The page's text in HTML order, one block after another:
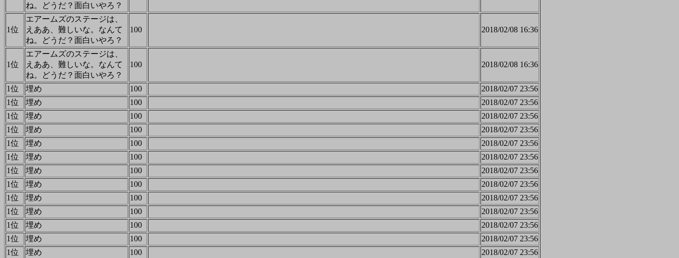
ね。どうだ？面白いやろ？
1位
エアームズのステージは、
えああ、難しいな。なんて
ね。どうだ？面白いやろ？
100 2018/02/08 16:36
1位
エアームズのステージは、
えああ、難しいな。なんて
ね。どうだ？面白いやろ？
100 2018/02/08 16:36
1位 埋め 100
2018/02/07 23:56
1位
埋め 100
2018/02/07 23:56
1位
埋め 100
2018/02/07 23:56
1位
埋め 100
2018/02/07 23:56
1位
埋め 100
2018/02/07 23:56
1位
埋め 100
2018/02/07 23:56
1位
埋め 100
2018/02/07 23:56
1位
埋め 100
2018/02/07 23:56
1位
埋め 100
2018/02/07 23:56
1位
埋め 100
2018/02/07 23:56
1位
埋め 100
2018/02/07 23:56
1位
埋め 100
2018/02/07 23:56
1位
埋め 100
2018/02/07 23:56